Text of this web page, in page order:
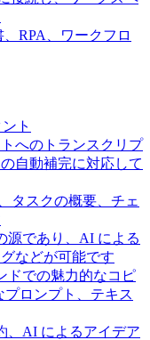
RPA、ワークフロ
ト
へのトランスクリプ
自動補完に対応して
タスクの概要、チェ
源であり、AI による
などが可能です
ドでの魅力的なコピ
ロンプト、テキス
、AI によるアイデア